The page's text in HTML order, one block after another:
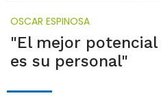
OSCAR ESPINOSA
"El mejor potencial
es su personal"